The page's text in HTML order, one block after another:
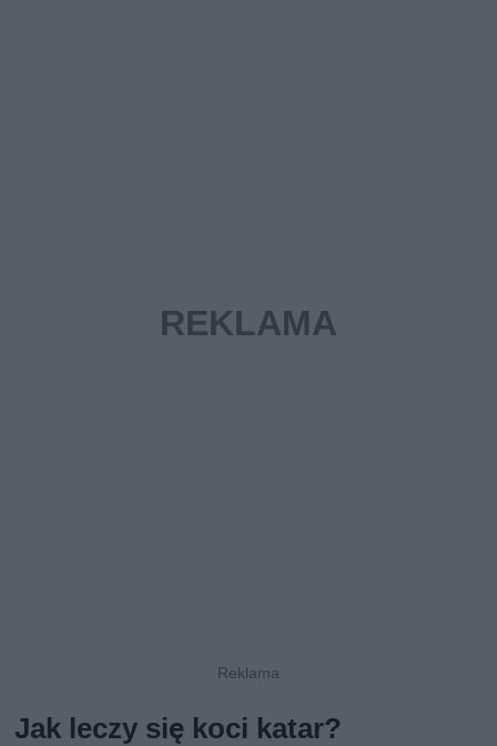
Jak leczy się koci katar?